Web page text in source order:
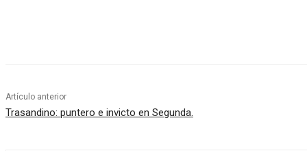
Artículo anterior
Trasandino: puntero e invicto en Segunda.